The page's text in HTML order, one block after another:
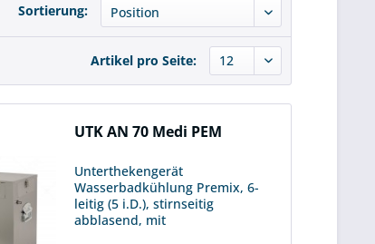
Sortierung:
Artikel pro Seite:
UTK AN 70 Medi PEM
Unterthekengerät
Wasserbadkühlung Premix, 6-
leitig (5 i.D.), stirnseitig
abblasend, mit